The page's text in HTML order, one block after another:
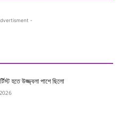
-
হতে উজ্জ্বলা পাশে ছিলো